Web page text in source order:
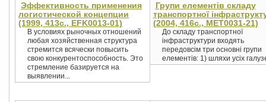
Эффективность применения
логистической концепции
(1999, 413c., EFK0013-01)
В условиях рыночных отношений
любая хозяйственная структура
стремится всячески повысить
свою конкурентоспособность. Это
стремление базируется на
выявлении...
Групи елементів складу
транспортної
(2004, 416с., MET0031-21)
До складу транспортної
інфраструктури входять
передовсім три основні групи
елементів: 1) шляхи усіх